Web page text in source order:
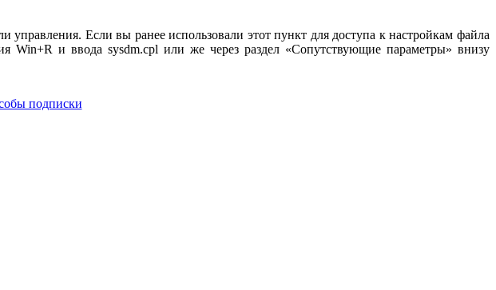
Если вы ранее использовали этот пункт для доступа к настройкам файла
и ввода sysdm.cpl или же через раздел «Сопутствующие параметры» внизу
подписки